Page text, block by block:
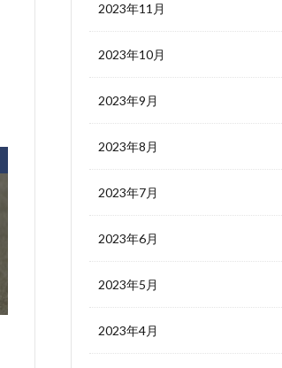
2023年11月
2023年10月
2023年9月
2023年8月
2023年7月
2023年6月
2023年5月
2023年4月